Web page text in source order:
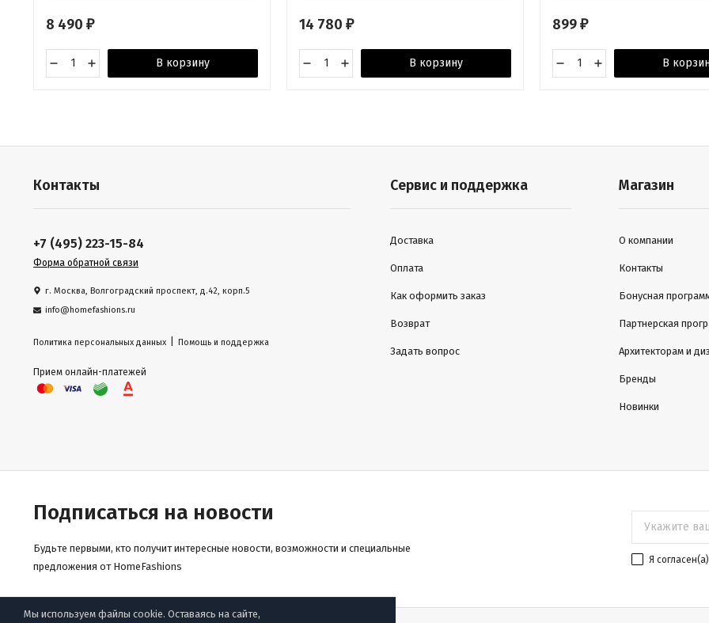
8 490 ₽
В корзину
14 780 ₽
В корзину
899 ₽
В
Контакты
+7 (495) 223-15-84
Форма обратной связи
г. Москва, Волгоградский проспект, д.42, корп.5
info@homefashions.ru
Политика персональных данных Помощь и поддержка
Прием онлайн-платежей
Сервис и поддержка
Доставка
Оплата
Как оформить заказ
Возврат
Задать вопрос
Магазин
О компании
Контакты
Бонусная
Партнерская
Архитекторам и
Бренды
Новинки
Подписаться на новости
Будьте первыми, кто получит интересные новости, возможности и специальные
предложения от HomeFashions
Я
Мы используем файлы cookie. Оставаясь на сайте,